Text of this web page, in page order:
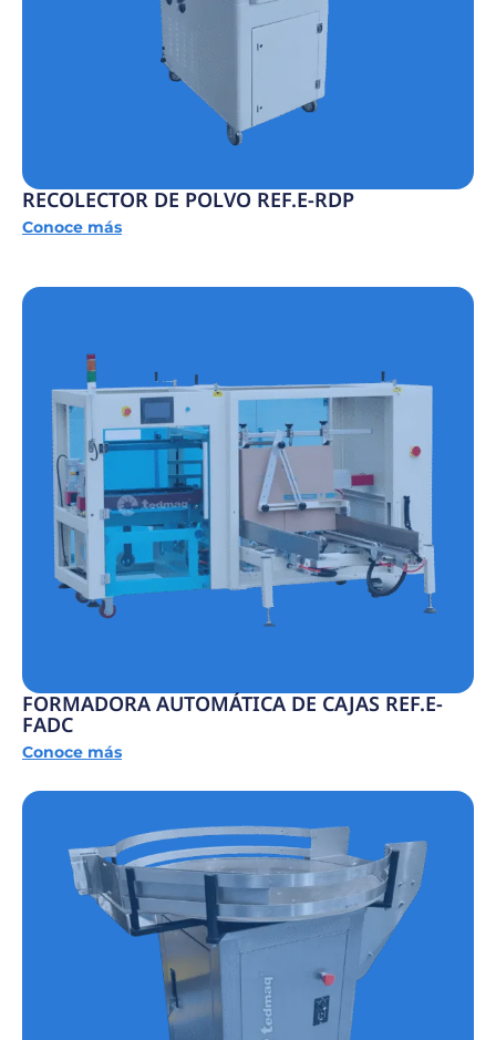
RECOLECTOR DE POLVO REF.E-RDP
Conoce más
FORMADORA AUTOMÁTICA DE CAJAS REF.E-
FADC
Conoce más